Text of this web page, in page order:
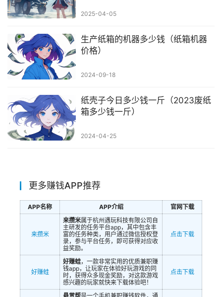
2025-04-05
生产纸箱的机器多少钱（纸箱机器
价格）
2024-09-18
纸壳子今日多少钱一斤（2023废纸
箱多少钱一斤）
2024-04-25
更多赚钱APP推荐
APP名称 APP介绍 官网下载
来攒米
来攒米属于杭州遇玩科技有限公司自
主研发的任务平台app，其中包含丰
富的任务种类，用户通过微信授权登
录，参与平台任务，即可获得对应收
益奖励。
点击下载
好赚蛙
好赚蛙，一款非常实用的优质兼职赚
钱app，让玩家在体验好玩游戏的同
时，获得众多现金奖励，对这款游戏
感兴趣的玩家就快来下载体验吧！
点击下载